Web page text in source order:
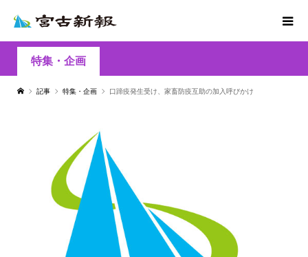
特集・企画
記事 特集・企画 口蹄疫発生受け、家畜防疫互助の加入呼びかけ